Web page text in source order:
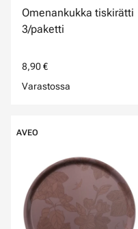
Omenankukka tiskirätti
3/paketti
8,90 €
Varastossa
AVEO